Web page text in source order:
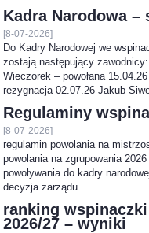
Kadra Narodowa –
[8-07-2026]
Do Kadry Narodowej we
zostają następujący
Wieczorek – powołana
rezygnacja 02.07.26 Jakub
Regulaminy
[8-07-2026]
regulamin powolania na
powolania na zgrupowania
powoływania do kadry
decyzja zarządu
ranking
2026/27 – wyniki